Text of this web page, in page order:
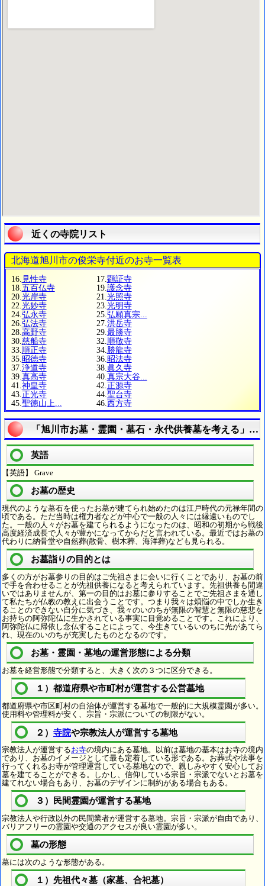
近くの寺院リスト
北海道旭川市の俊栄寺付近のお寺一覧表
16. 見性寺 17. 顕証寺
18. 五百仏寺 19. 護念寺
20. 光岸寺 21. 光照寺
22. 光妙寺 23. 光明寺
24. 弘永寺 25. 弘願真宗...
26. 弘法寺 27. 洪岳寺
28. 高野寺 29. 最勝寺
30. 慈船寺 32. 順敬寺
33. 順正寺 34. 勝龍寺
35. 昭徳寺 36. 昭法寺
37. 浄道寺 38. 眞久寺
39. 真高寺 40. 真宗大谷...
41. 神皇寺 42. 正源寺
43. 正光寺 44. 聖台寺
45. 聖徳山上... 46. 西方寺
「旭川市お墓・霊園・墓石・永代供養墓を考える」【
英語
【英語】 Grave
お墓の歴史
現代のような墓石を使ったお墓が建てられ始めたのは江戸時代の元禄年間の
頃である。ただ当時は権力者などが中心で一般の人々には縁遠いものでし
た。一般の人々がお墓を建てられるようになったのは、昭和の初期から戦後
高度経済成長で人々が豊かになってからだと言われている。最近ではお墓の
代わりに納骨堂や自然葬(散骨、樹木葬、海洋葬)なども見られる。
お墓詣りの目的とは
多くの方がお墓参りの目的はご先祖さまに会いに行くことであり、お墓の前
で手を合わせることが先祖供養になると考えられています。先祖供養も間違
いではありませんが、第一の目的はお墓に参りすることでご先祖さまを通し
て私たちが仏教の教えに出会うことです。つまり我々は煩悩の中でしか生き
ることのできない自分に気づき、我々のいのちが無限の智慧と無限の慈悲を
お持ちの阿弥陀仏に生かされている事実に目覚めることです。これにより、
阿弥陀仏に帰依し念仏することによって、今生きているいのちに光があてら
れ、現在のいのちが充実したものとなるのです。
お墓・霊園・墓地の運営形態による分類
お墓を経営形態で分類すると、大きく次の３つに区分できる。
１）都道府県や市町村が運営する公営墓地
都道府県や市区町村の自治体が運営する墓地で一般的に大規模霊園が多い。
使用料や管理料が安く、宗旨・宗派についての制限がない。
２） 寺院や宗教法人が運営する墓地
宗教法人が運営するお寺の境内にある墓地。以前は墓地の基本はお寺の境内
であり、お墓のイメージとして最も定着している形である。お葬式や法事を
行ってくれるお寺が管理運営している墓地なので、親しみやすく安心してお
墓を建てることができる。しかし、信仰している宗旨・宗派でないとお墓を
建てれない場合もあり、お墓のデザインに制約がある場合もある。
３）民間霊園が運営する墓地
宗教法人や行政以外の民間業者が運営する墓地。宗旨・宗派が自由であり、
バリアフリーの霊園や交通のアクセスが良い霊園が多い。
墓の形態
墓には次のような形態がある。
１）先祖代々墓（家墓、合祀墓）